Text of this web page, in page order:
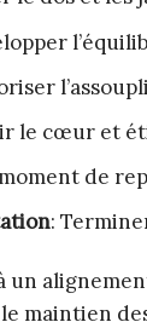
le cœur et
de
:
un
maintien